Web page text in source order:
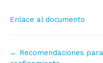
Enlace al documento
Navegación
← Recomendaciones